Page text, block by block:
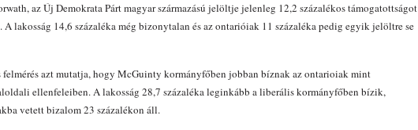
az Új Demokrata Párt magyar származású jelöltje jelenleg 12,2 százalékos támogatottságot
A lakosság 14,6 százaléka még bizonytalan és az ontarióiak 11 százaléka pedig egyik jelöltre se
felmérés azt mutatja, hogy McGuinty kormányfőben jobban bíznak az ontarioiak mint
ellenfeleiben. A lakosság 28,7 százaléka leginkább a liberális kormányfőben bízik,
vetett bizalom 23 százalékon áll.